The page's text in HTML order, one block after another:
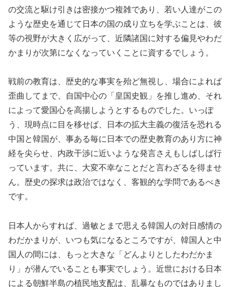
の交流と駆け引きは密接かつ複雑であり、若い人達がこの
ような歴史を通じて日本の国の成り立ちを学ぶことは、彼
等の視野が大きく広がって、近隣諸国に対する偏見やわだ
かまりが次第になくなっていくことに資するでしょう。
戦前の教育は、歴史的な事実を殆ど無視し、場合によれば
歪曲してまで、自国中心の「皇国史観」を推し進め、それ
によって愛国心を高揚しようとするものでした。いっぽ
う、現時点に目を移せば、日本の拡大主義の復活を恐れる
中国と韓国が、事ある毎に日本での歴史教育のあり方に神
経を尖らせ、内政干渉に近いような発言さえもしばしば行
っています。共に、大変不幸なことだと言わざるを得ませ
ん。歴史の探求は政治ではなく、客観的な学問であるべき
です。
日本人からすれば、過敏とまで思える韓国人の対日感情の
わだかまりが、いつも気になるところですが、韓国人と中
国人の間には、もっと大きな「どんよりとしたわだかま
り」が潜んでいることも事実でしょう。近世における日本
による朝鮮半島の植民地支配は、乱暴なものではありまし